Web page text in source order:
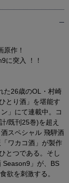
作！
に突入 ！！
た26歳のOL・村崎
とり酒」を堪能す
」にて連載中。コ
/既刊25巻)を超え
スペシャル 飛騨酒
ワカコ酒」が製作
とつである。そし
Season9」が、BS
欲を刺激する。